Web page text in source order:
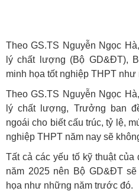
Theo GS.TS Nguyễn Ngọc
lý chất lượng (Bộ GD&ĐT),
minh họa tốt nghiệp THPT như
Theo GS.TS Nguyễn Ngọc
lý chất lượng, Trưởng ban
ngoái cho biết cấu trúc, tỷ lệ,
nghiệp THPT năm nay sẽ
Tất cả các yếu tố kỹ thuật
năm 2025 nên Bộ GD&ĐT
họa như những năm trước đó.